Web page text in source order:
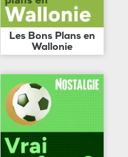
Les Bons Plans en
Wallonie